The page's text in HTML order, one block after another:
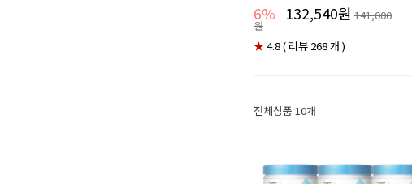
6% 132,540원 141,000
원
★4.8 ( 리뷰 268 개 )
전체상품 10개